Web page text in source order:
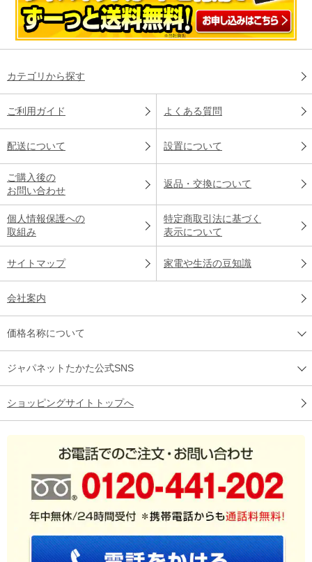
カテゴリから探す
ご利用ガイド よくある質問
配送について 設置について
ご購入後の
お問い合わせ
返品・交換について
個人情報保護への
取組み
特定商取引法に基づく
表示について
サイトマップ 家電や生活の豆知識
会社案内
価格名称について
ジャパネットたかた公式SNS
ショッピングサイトトップへ